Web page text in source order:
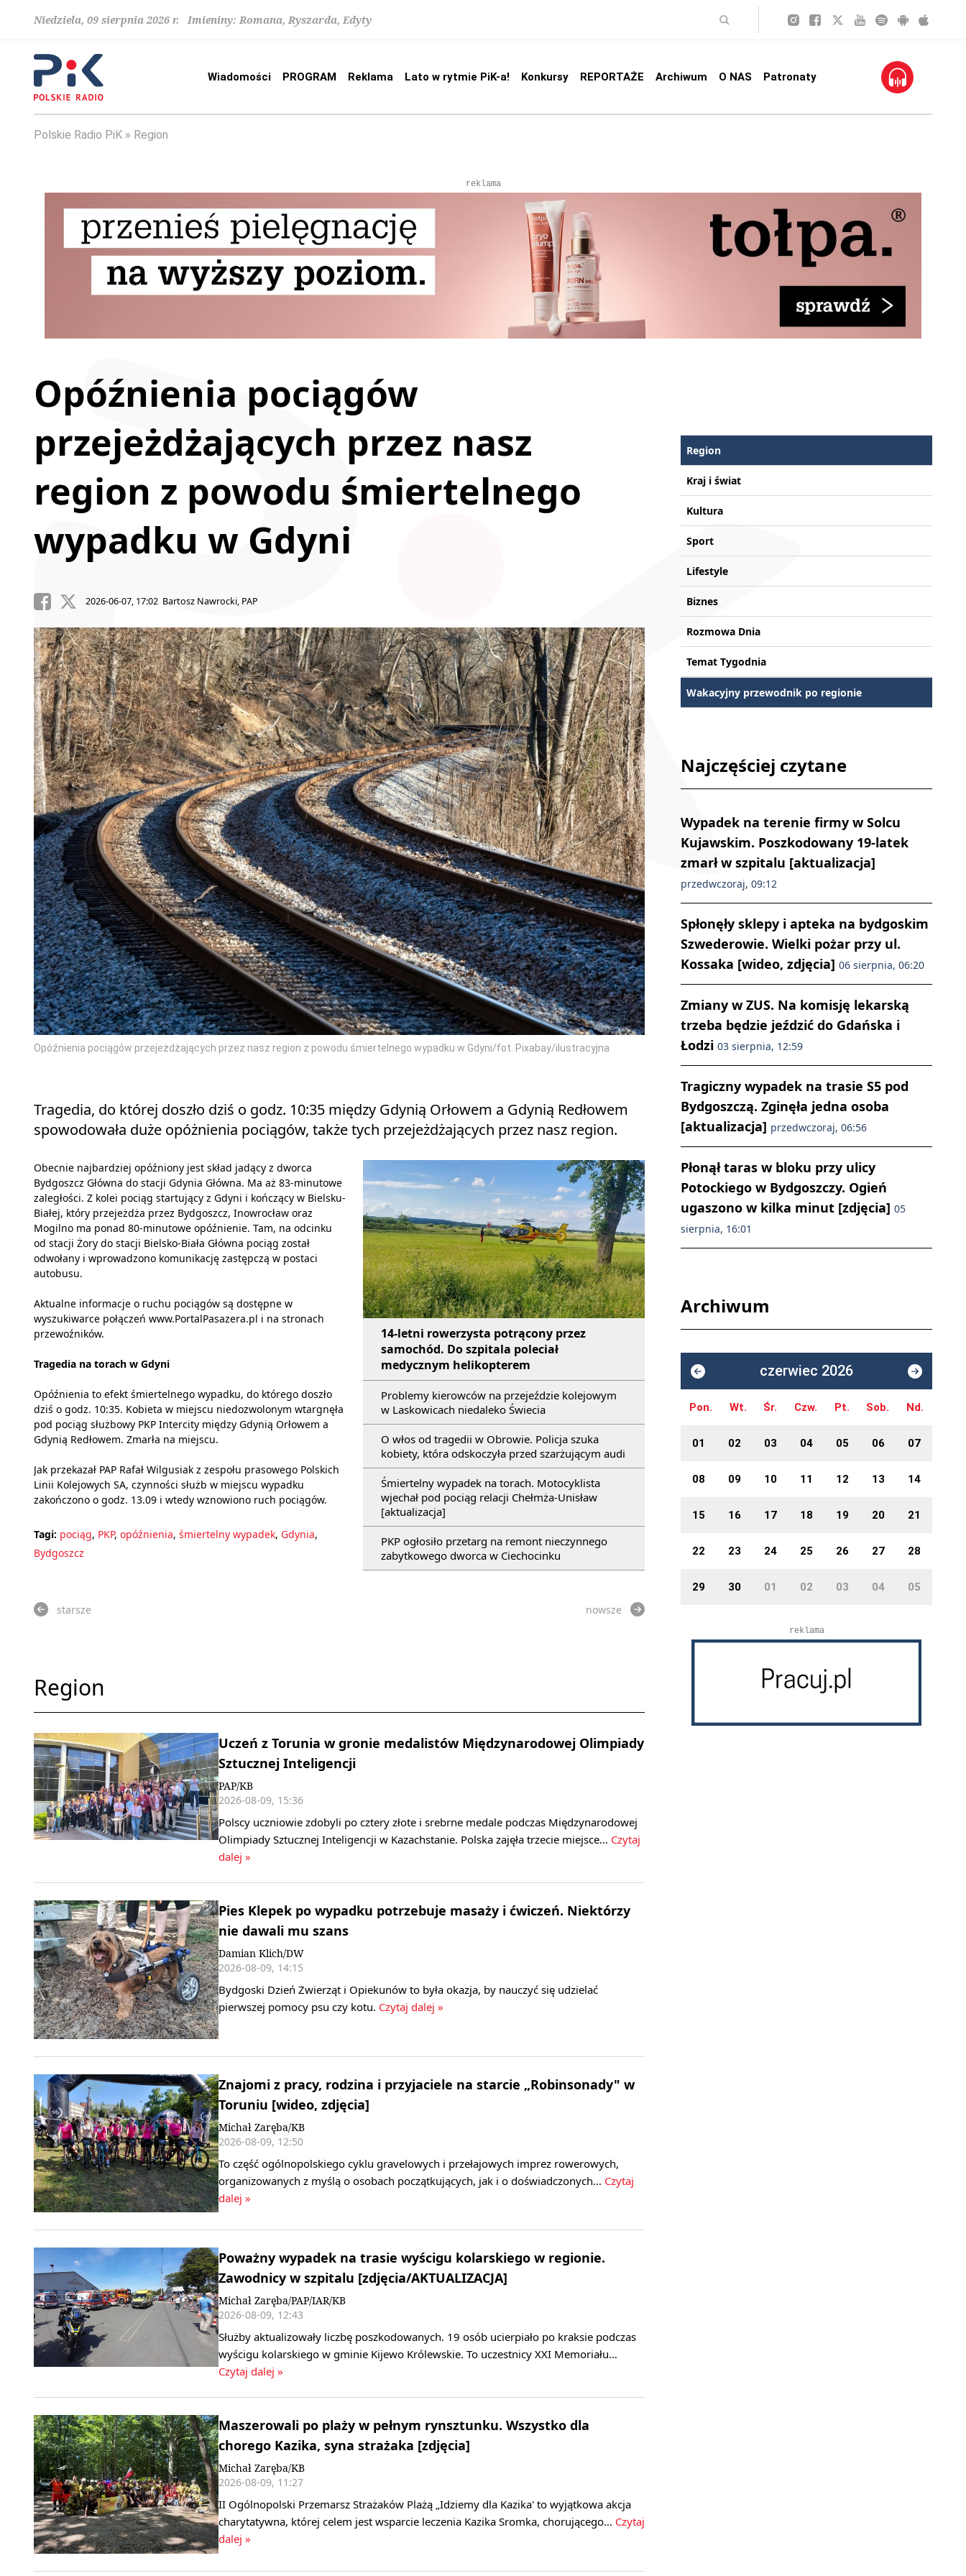
Niedziela, 09 sierpnia 2026 r. Imieniny: Romana, Ryszarda, Edyty
Wiadomości PROGRAM Reklama Lato w rytmie PiK-a! Konkursy REPORTAŻE Archiwum O NAS Patronaty
Polskie Radio PiK Region
reklama
Opóźnienia pociągów
przejeżdżających przez nasz
region z powodu śmiertelnego
wypadku w Gdyni
2026-06-07, 17:02 Bartosz Nawrocki, PAP
Opóźnienia pociągów przejeżdżających przez nasz region z powodu śmiertelnego wypadku w Gdyni/fot. Pixabay/ilustracyjna
Tragedia, do której doszło dziś o godz. 10:35 między Gdynią Orłowem a Gdynią Redłowem
spowodowała duże opóżnienia pociągów, także tych przejeżdżających przez nasz region.
14-letni rowerzysta potrącony przez
samochód. Do szpitala poleciał
medycznym helikopterem
Problemy kierowców na przejeździe kolejowym
w Laskowicach niedaleko Świecia
O włos od tragedii w Obrowie. Policja szuka
kobiety, która odskoczyła przed szarżującym audi
Śmiertelny wypadek na torach. Motocyklista
wjechał pod pociąg relacji Chełmża-Unisław
[aktualizacja]
PKP ogłosiło przetarg na remont nieczynnego
zabytkowego dworca w Ciechocinku
Obecnie najbardziej opóźniony jest skład jadący z dworca
Bydgoszcz Główna do stacji Gdynia Główna. Ma aż 83-minutowe
zaległości. Z kolei pociąg startujący z Gdyni i kończący w Bielsku-
Białej, który przejeżdża przez Bydgoszcz, Inowrocław oraz
Mogilno ma ponad 80-minutowe opóźnienie. Tam, na odcinku
od stacji Żory do stacji Bielsko-Biała Główna pociąg został
odwołany i wprowadzono komunikację zastępczą w postaci
autobusu.
Aktualne informacje o ruchu pociągów są dostępne w
wyszukiwarce połączeń www.PortalPasazera.pl i na stronach
przewoźników.
Tragedia na torach w Gdyni
Opóźnienia to efekt śmiertelnego wypadku, do którego doszło
dziś o godz. 10:35. Kobieta w miejscu niedozwolonym wtargnęła
pod pociąg służbowy PKP Intercity między Gdynią Orłowem a
Gdynią Redłowem. Zmarła na miejscu.
Jak przekazał PAP Rafał Wilgusiak z zespołu prasowego Polskich
Linii Kolejowych SA, czynności służb w miejscu wypadku
zakończono o godz. 13.09 i wtedy wznowiono ruch pociągów.
Tagi: pociąg, PKP, opóźnienia, śmiertelny wypadek, Gdynia,
Bydgoszcz
starsze nowsze
Region
Uczeń z Torunia w gronie medalistów Międzynarodowej Olimpiady
Sztucznej Inteligencji
PAP/KB
2026-08-09, 15:36
Polscy uczniowie zdobyli po cztery złote i srebrne medale podczas Międzynarodowej
Olimpiady Sztucznej Inteligencji w Kazachstanie. Polska zajęła trzecie miejsce… Czytaj
dalej »
Pies Klepek po wypadku potrzebuje masaży i ćwiczeń. Niektórzy
nie dawali mu szans
Damian Klich/DW
2026-08-09, 14:15
Bydgoski Dzień Zwierząt i Opiekunów to była okazja, by nauczyć się udzielać
pierwszej pomocy psu czy kotu. Czytaj dalej »
Znajomi z pracy, rodzina i przyjaciele na starcie „Robinsonady" w
Toruniu [wideo, zdjęcia]
Michał Zaręba/KB
2026-08-09, 12:50
To część ogólnopolskiego cyklu gravelowych i przełajowych imprez rowerowych,
organizowanych z myślą o osobach początkujących, jak i o doświadczonych… Czytaj
dalej »
Poważny wypadek na trasie wyścigu kolarskiego w regionie.
Zawodnicy w szpitalu [zdjęcia/AKTUALIZACJA]
Michał Zaręba/PAP/IAR/KB
2026-08-09, 12:43
Służby aktualizowały liczbę poszkodowanych. 19 osób ucierpiało po kraksie podczas
wyścigu kolarskiego w gminie Kijewo Królewskie. To uczestnicy XXI Memoriału…
Czytaj dalej »
Maszerowali po plaży w pełnym rynsztunku. Wszystko dla
chorego Kazika, syna strażaka [zdjęcia]
Michał Zaręba/KB
2026-08-09, 11:27
II Ogólnopolski Przemarsz Strażaków Plażą „Idziemy dla Kazika' to wyjątkowa akcja
charytatywna, której celem jest wsparcie leczenia Kazika Sromka, chorującego… Czytaj
dalej »
Region
Kraj i świat
Kultura
Sport
Lifestyle
Biznes
Rozmowa Dnia
Temat Tygodnia
Wakacyjny przewodnik po regionie
Najczęściej czytane
Wypadek na terenie firmy w Solcu
Kujawskim. Poszkodowany 19-latek
zmarł w szpitalu [aktualizacja]
przedwczoraj, 09:12
Spłonęły sklepy i apteka na bydgoskim
Szwederowie. Wielki pożar przy ul.
Kossaka [wideo, zdjęcia] 06 sierpnia, 06:20
Zmiany w ZUS. Na komisję lekarską
trzeba będzie jeździć do Gdańska i
Łodzi 03 sierpnia, 12:59
Tragiczny wypadek na trasie S5 pod
Bydgoszczą. Zginęła jedna osoba
[aktualizacja] przedwczoraj, 06:56
Płonął taras w bloku przy ulicy
Potockiego w Bydgoszczy. Ogień
ugaszono w kilka minut [zdjęcia] 05
sierpnia, 16:01
Archiwum
czerwiec 2026
Pon. Wt. Śr. Czw. Pt. Sob. Nd.
01 02 03 04 05 06 07
08 09 10 11 12 13 14
15 16 17 18 19 20 21
22 23 24 25 26 27 28
29 30 01 02 03 04 05
reklama